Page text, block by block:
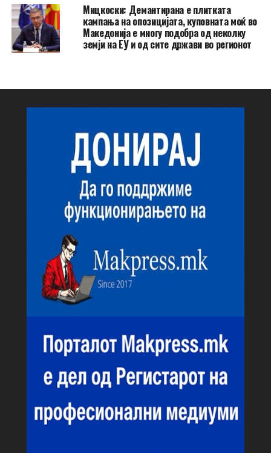
Мицкоски: Демантирана е плитката
кампања на опозицијата, куповната моќ во
Македонија е многу подобра од неколку
земји на ЕУ и од сите држави во регионот